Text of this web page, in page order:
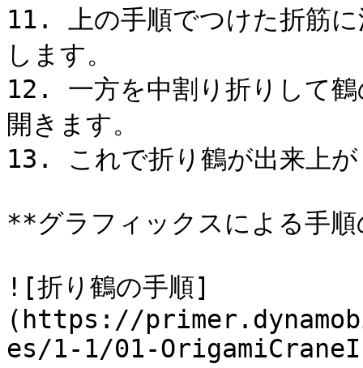
11. 上の手順でつけた折筋に
します。
12. 一方を中割り折りして鶴
開きます。
13. これで折り鶴が出来上
**グラフィックスによる手
![折り鶴の手順]
(https://
es/1-1/01-